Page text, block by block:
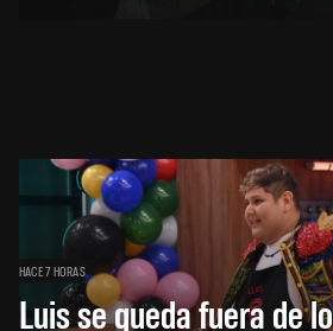
HACE 7 HORAS
Luis se queda fuera de